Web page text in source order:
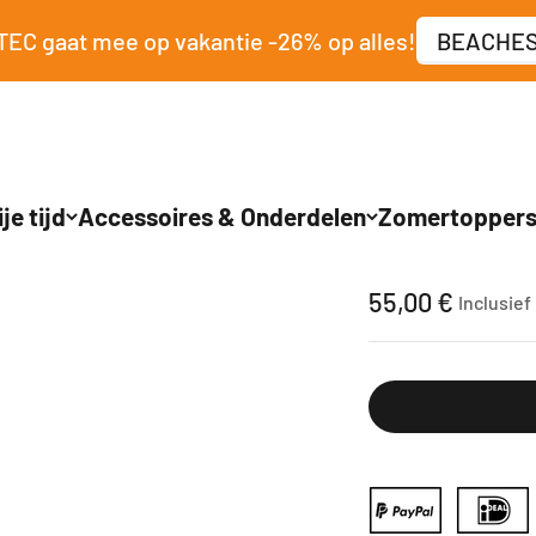
gaat mee op vakantie -26% op alles!
tijd Accessoires & Onderdelen Zomertoppers
55,00 €